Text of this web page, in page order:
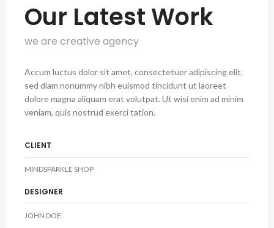
Our Latest Work
we are creative agency
Accum luctus dolor sit amet, consectetuer adipiscing elit,
sed diam nonummy nibh euismod tincidunt ut laoreet
dolore magna aliquam erat volutpat. Ut wisi enim ad minim
veniam, quis nostrud exerci tation.
CLIENT
MINDSPARKLE SHOP
DESIGNER
JOHN DOE